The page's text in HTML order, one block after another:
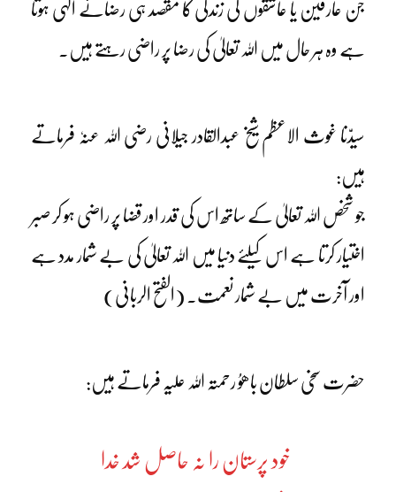
جن عارفین یا عاشقوں کی زندگی کا مقصد ہی رضائے الٰہی ہوتا
ہے وہ ہر حال میں اللہ تعالیٰ کی رضا پر راضی رہتے ہیں۔
سیدّنا غوث الاعظم شیخ عبدالقادر جیلانی رضی اللہ عنہٗ فرماتے
ہیں:
جو شخص اللہ تعالیٰ کے ساتھ اس کی قدر اور قضا پر راضی ہو کر صبر
اختیار کرتا ہے اس کیلئے دنیا میں اللہ تعالیٰ کی بے شمار مدد ہے
اور آخرت میں بے شمار نعمت۔ (الفتح الربانی)
حضرت سخی سلطان باھوُ رحمتہ اللہ علیہ فرماتے ہیں:
خود پرستان را نہ حاصل شد خدا